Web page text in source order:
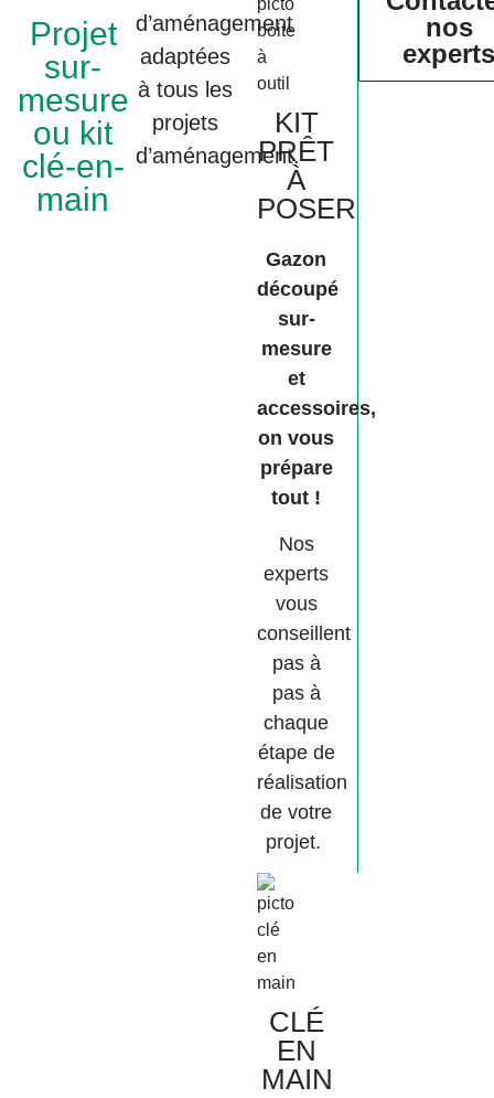
Projet
sur-
mesure
ou kit
clé-en-
main
d’aménagement
adaptées
à tous les
projets
d’aménagement.
KIT
PRÊT
À
POSER
Gazon
découpé
sur-
mesure
et
accessoires,
on vous
prépare
tout !
Nos
experts
vous
conseillent
pas à
pas à
chaque
étape de
réalisation
de votre
projet.
CLÉ
EN
MAIN
nos